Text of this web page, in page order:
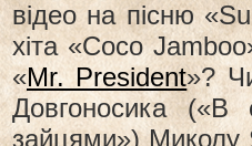
відео на пісню
хіта «Coco
«Mr. President»?
Довгоносика («В
зайцями») Миколу